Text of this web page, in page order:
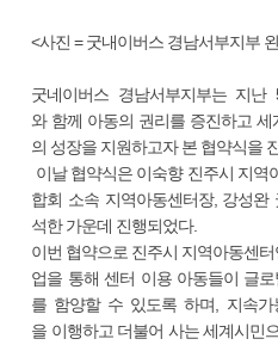
<사진 = 굿내이버스 경남서부지부
굿네이버스 경남서부지부는 지난
와 함께 아동의 권리를 증진하고
의 성장을 지원하고자 본 협약식을
이날 협약식은 이숙향 진주시 지역
합회 소속 지역아동센터장, 강성
석한 가운데 진행되었다.
이번 협약으로 진주시 지역아동센
업을 통해 센터 이용 아동들이 글
를 함양할 수 있도록 하며, 지속
을 이행하고 더불어 사는 세계시민